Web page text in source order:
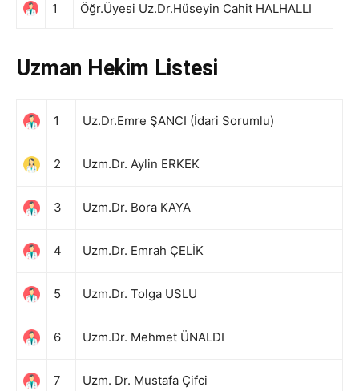
1 Öğr.Üyesi Uz.Dr.Hüseyin Cahit HALHALLI
Uzman Hekim Listesi
1 Uz.Dr.Emre ŞANCI (İdari Sorumlu)
2 Uzm.Dr. Aylin ERKEK
3 Uzm.Dr. Bora KAYA
4 Uzm.Dr. Emrah ÇELİK
5 Uzm.Dr. Tolga USLU
6 Uzm.Dr. Mehmet ÜNALDI
7 Uzm. Dr. Mustafa Çifci